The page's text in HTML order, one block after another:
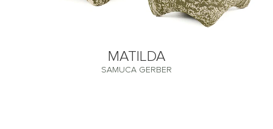
MATILDA
SAMUCA GERBER